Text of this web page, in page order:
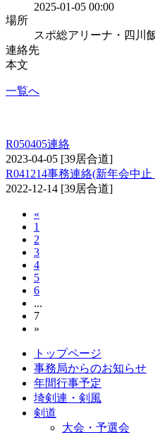
2025-01-05 00:00
場所
スポ総アリーナ・四川
連絡先
本文
一覧へ
R050405連絡
2023-04-05 [39居合道]
R041214事務連絡(新年会中
2022-12-14 [39居合道]
«
1
2
3
4
5
6
...
7
»
トップページ
事務局からのお知らせ
年間行事予定
埼剣連・剣風
剣道
大会・予選会